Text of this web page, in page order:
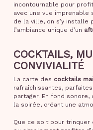
incontournable pour
avec une vue imprenable
de la ville, on s’y installe
l’ambiance unique d’un
COCKTAILS,
CONVIVIALITÉ
La carte des cocktails
rafraîchissantes,
partager. En fond sonore,
la soirée, créant une
Que ce soit pour